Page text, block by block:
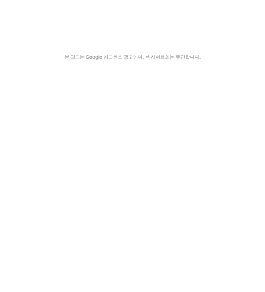
본 광고는 Google 애드센스 광고이며, 본 사이트와는 무관합니다.